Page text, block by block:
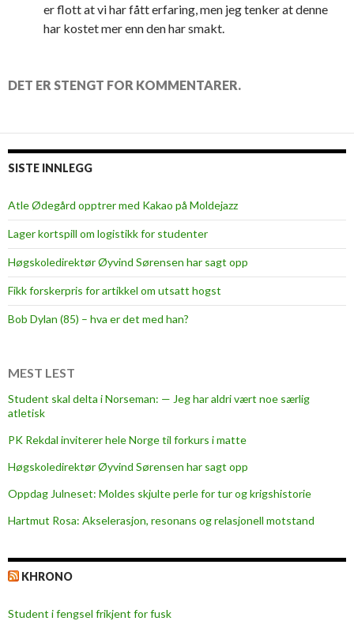
er flott at vi har fått erfaring, men jeg tenker at denne
har kostet mer enn den har smakt.
DET ER STENGT FOR KOMMENTARER.
SISTE INNLEGG
Atle Ødegård opptrer med Kakao på Moldejazz
Lager kortspill om logistikk for studenter
Høgskoledirektør Øyvind Sørensen har sagt opp
Fikk forskerpris for artikkel om utsatt hogst
Bob Dylan (85) – hva er det med han?
MEST LEST
Student skal delta i Norseman: — Jeg har aldri vært noe særlig
atletisk
PK Rekdal inviterer hele Norge til forkurs i matte
Høgskoledirektør Øyvind Sørensen har sagt opp
Oppdag Julneset: Moldes skjulte perle for tur og krigshistorie
Hartmut Rosa: Akselerasjon, resonans og relasjonell motstand
KHRONO
Student i fengsel frikjent for fusk